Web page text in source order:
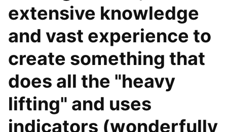
extensive knowledge
and vast experience to
create something that
does all the "heavy
lifting" and uses
indicators (wonderfully